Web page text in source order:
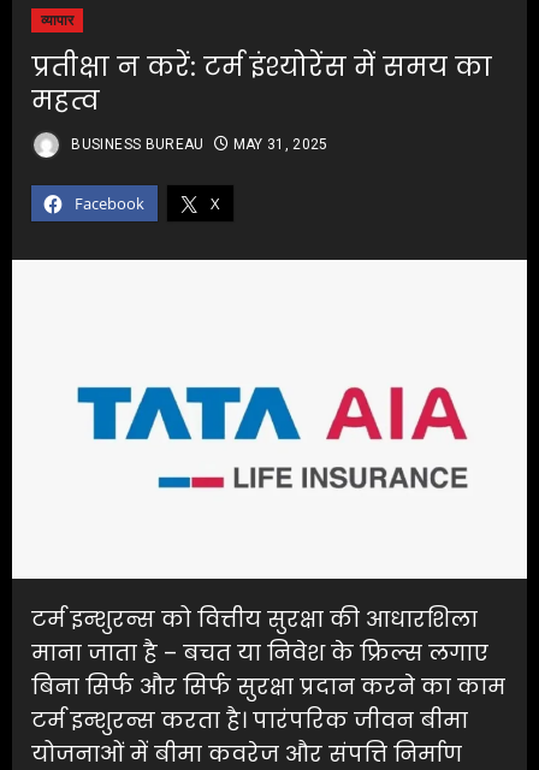
व्यापार
प्रतीक्षा न करें: टर्म इंश्योरेंस में समय का
महत्व
Facebook X
BUSINESS BUREAU MAY 31, 2025
टर्म इन्शुरन्स को वित्तीय सुरक्षा की आधारशिला
माना जाता है – बचत या निवेश के फ्रिल्स लगाए
बिना सिर्फ और सिर्फ सुरक्षा प्रदान करने का काम
टर्म इन्शुरन्स करता है। पारंपरिक जीवन बीमा
योजनाओं में बीमा कवरेज और संपत्ति निर्माण